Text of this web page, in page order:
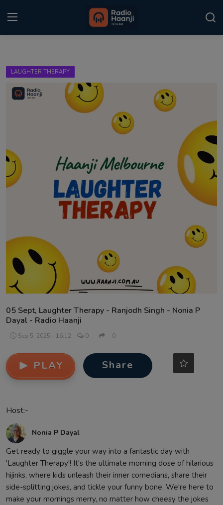
Gallery
Sponsors
Contact
LAUGHTER THERAPY
05 Sept, Laughter Therapy - Ranjodh Singh - Nonia P
Dayal - Radio Haanji
Sep 5, 2025 - 16:12 0 0
PLAY Share
Host:-
Nonia P Dayal
Get ready to giggle your way into a fantastic day with
'Laughter Therapy'! It's the ultimate morning dose of hilarious
hijinks, where kids unleash their inner comedians, share their
side-splitting jokes, and tickle your funny bone. We're here to
make your mornings merry, no matter how cheesy the jokes